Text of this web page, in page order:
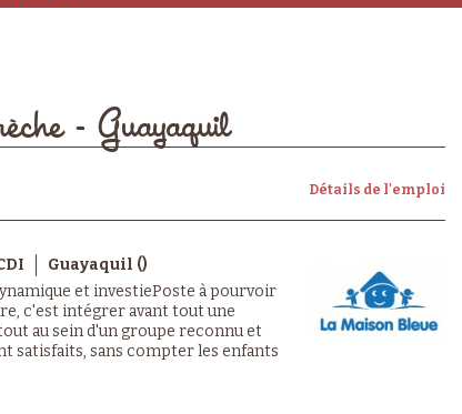
- Guayaquil
Détails de l'emploi
Guayaquil ()
et investiePoste à pourvoir
c'est intégrer avant tout une
au sein d'un groupe reconnu et
satisfaits, sans compter les enfants